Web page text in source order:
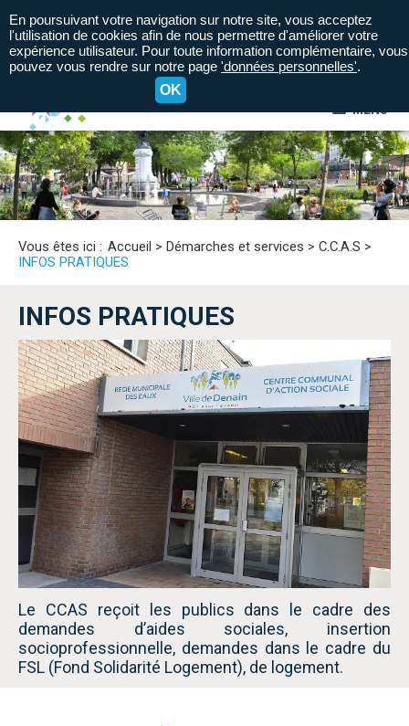
MENU
A= A- A+
Vous êtes ici : Accueil > Démarches et services > C.C.A.S >
INFOS PRATIQUES
INFOS PRATIQUES
Le CCAS reçoit les publics dans le cadre des
demandes d’aides sociales, insertion
socioprofessionnelle, demandes dans le cadre du
FSL (Fond Solidarité Logement), de logement.
En poursuivant votre navigation sur notre site, vous acceptez
l'utilisation de cookies afin de nous permettre d'améliorer votre
expérience utilisateur. Pour toute information complémentaire, vous
pouvez vous rendre sur notre page 'données personnelles'.
OK